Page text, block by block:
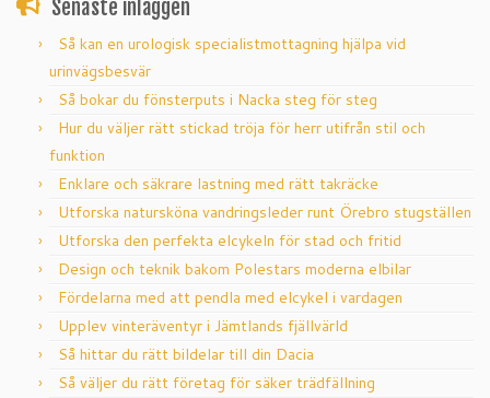
Senaste inläggen
Så kan en urologisk specialistmottagning hjälpa vid
urinvägsbesvär
Så bokar du fönsterputs i Nacka steg för steg
Hur du väljer rätt stickad tröja för herr utifrån stil och
funktion
Enklare och säkrare lastning med rätt takräcke
Utforska natursköna vandringsleder runt Örebro stugställen
Utforska den perfekta elcykeln för stad och fritid
Design och teknik bakom Polestars moderna elbilar
Fördelarna med att pendla med elcykel i vardagen
Upplev vinteräventyr i Jämtlands fjällvärld
Så hittar du rätt bildelar till din Dacia
Så väljer du rätt företag för säker trädfällning